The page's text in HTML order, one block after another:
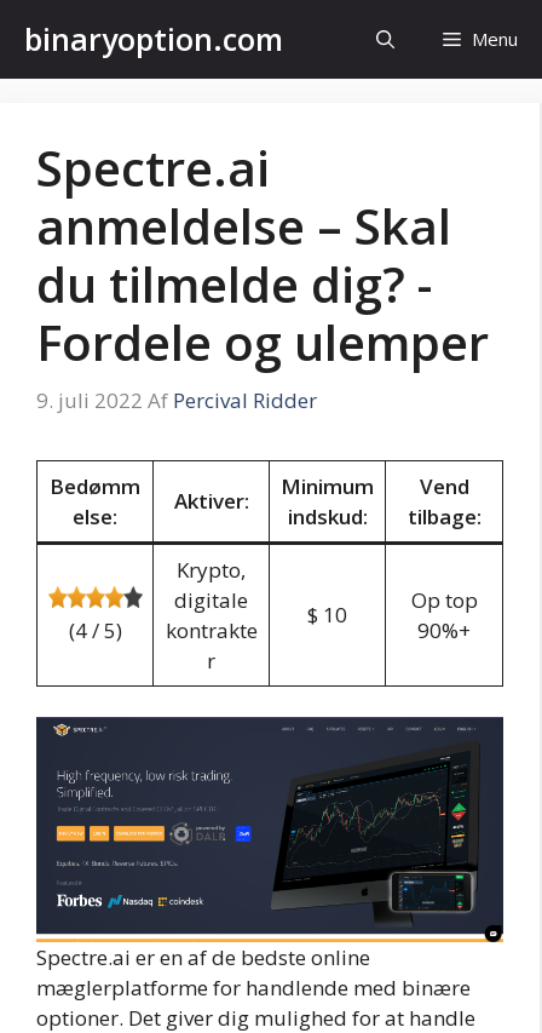
indhold
binaryoption.com Menu
Spectre.ai
anmeldelse – Skal
du tilmelde dig? -
Fordele og ulemper
9. juli 2022 Af Percival Ridder
Bedømm
else:
Aktiver:
Minimum
indskud:
Vend
tilbage:
(4 / 5)
Krypto,
digitale
kontrakte
r
$ 10
Op top
90%+
Spectre.ai er en af de bedste online
mæglerplatforme for handlende med binære
optioner. Det giver dig mulighed for at handle